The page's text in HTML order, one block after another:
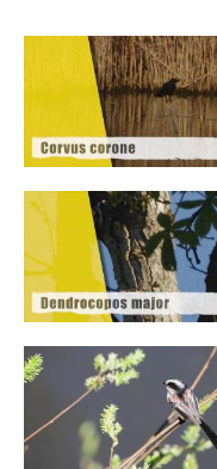
Pages